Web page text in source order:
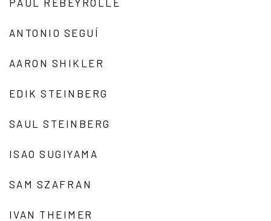
ANTONIO SEGUÍ
AARON SHIKLER
EDIK STEINBERG
SAUL STEINBERG
ISAO SUGIYAMA
SAM SZAFRAN
IVAN THEIMER